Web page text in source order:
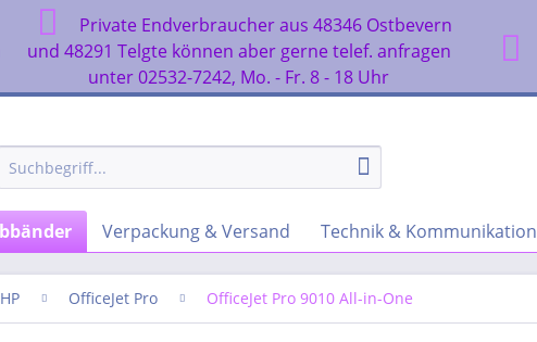
Private Endverbraucher aus 48346 Ostbevern
und 48291 Telgte können aber gerne telef. anfragen
unter 02532-7242, Mo. - Fr. 8 - 18 Uhr
Verpackung & Versand Technik & Kommunikation
HP OfficeJet Pro OfficeJet Pro 9010 All-in-One